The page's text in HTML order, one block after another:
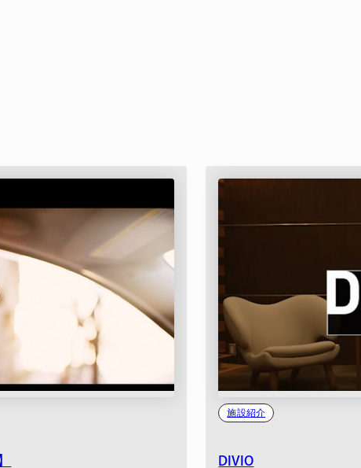
施設紹介
DIVIO